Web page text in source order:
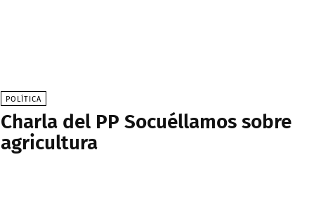
POLÍTICA
Charla del PP Socuéllamos sobre
agricultura